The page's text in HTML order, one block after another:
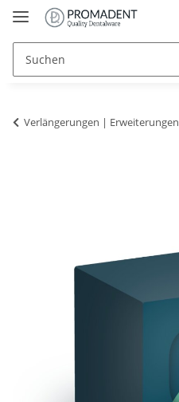
Verlängerungen | Erweiterungen